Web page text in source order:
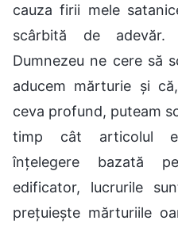
cauza firii mele
scârbită de
Dumnezeu ne cere să
aducem mărturie și
ceva profund, puteam
timp cât articolul
înțelegere bazată
edificator, lucrurile
prețuiește mărturiile